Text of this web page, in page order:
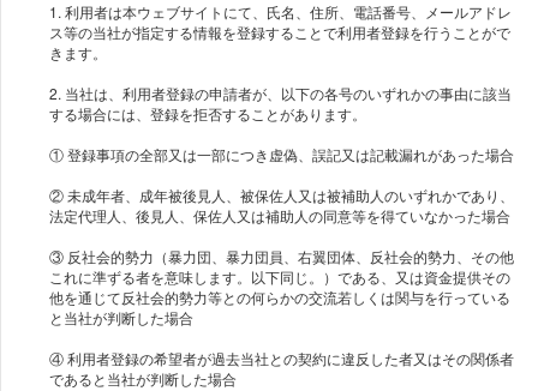
1. 利用者は本ウェブサイトにて、氏名、住所、電話番号、メールアドレ
ス等の当社が指定する情報を登録することで利用者登録を行うことがで
きます。
2. 当社は、利用者登録の申請者が、以下の各号のいずれかの事由に該当
する場合には、登録を拒否することがあります。
① 登録事項の全部又は一部につき虚偽、誤記又は記載漏れがあった場合
② 未成年者、成年被後見人、被保佐人又は被補助人のいずれかであり、
法定代理人、後見人、保佐人又は補助人の同意等を得ていなかった場合
③ 反社会的勢力（暴力団、暴力団員、右翼団体、反社会的勢力、その他
これに準ずる者を意味します。以下同じ。）である、又は資金提供その
他を通じて反社会的勢力等との何らかの交流若しくは関与を行っている
と当社が判断した場合
④ 利用者登録の希望者が過去当社との契約に違反した者又はその関係者
であると当社が判断した場合